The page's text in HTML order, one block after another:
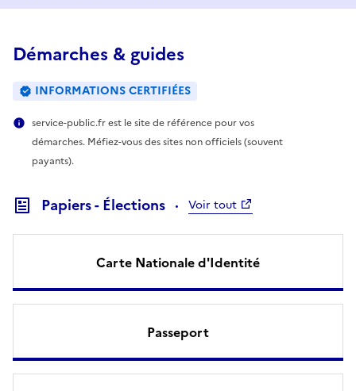
Démarches & guides
INFORMATIONS CERTIFIÉES
service-public.fr est le site de référence pour vos
démarches. Méfiez-vous des sites non officiels (souvent
payants).
Papiers - Élections Voir tout
Carte Nationale d'Identité
Passeport